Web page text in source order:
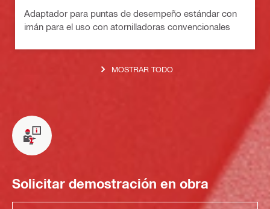
Adaptador para puntas de desempeño estándar con
imán para el uso con atornilladoras convencionales
MOSTRAR TODO
Solicitar demostración en obra